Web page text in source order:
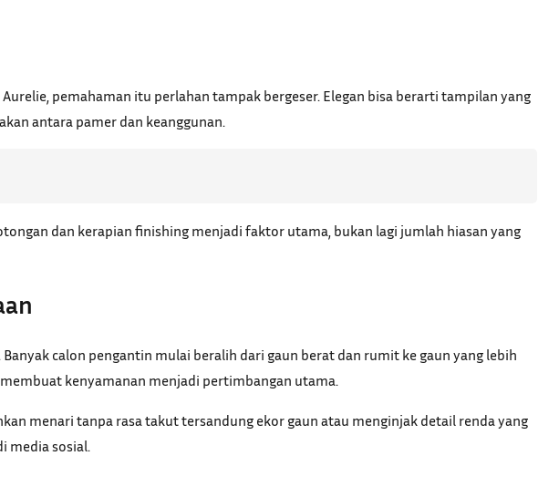
pemahaman itu perlahan tampak bergeser. Elegan bisa berarti tampilan yang
antara pamer dan keanggunan.
dan kerapian finishing menjadi faktor utama, bukan lagi jumlah hiasan yang
calon pengantin mulai beralih dari gaun berat dan rumit ke gaun yang lebih
kenyamanan menjadi pertimbangan utama.
menari tanpa rasa takut tersandung ekor gaun atau menginjak detail renda yang
media sosial.